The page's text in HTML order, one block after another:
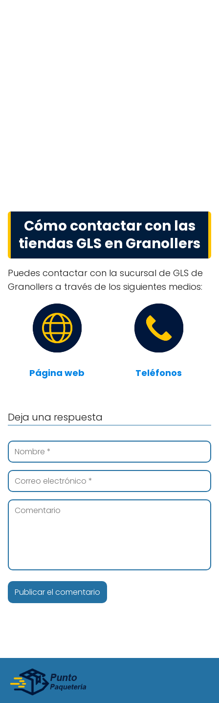
Cómo contactar con las
tiendas GLS en Granollers
Puedes contactar con la sucursal de GLS de
Granollers a través de los siguientes medios:
Página web Teléfonos
Deja una respuesta